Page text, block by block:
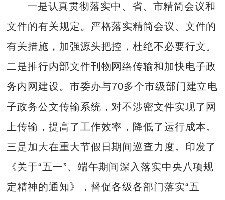
一是认真贯彻落实中、省、市精简会议和
文件的有关规定。严格落实精简会议、文件的
有关措施，加强源头把控，杜绝不必要行文。
二是推行内部文件刊物网络传输和加快电子政
务内网建设。市委办与70多个市级部门建立电
子政务公文传输系统，对不涉密文件实现了网
上传输，提高了工作效率，降低了运行成本。
三是加大在重大节假日期间巡查力度。印发了
《关于“五一”、端午期间深入落实中央八项规
定精神的通知》，督促各级各部门落实“五